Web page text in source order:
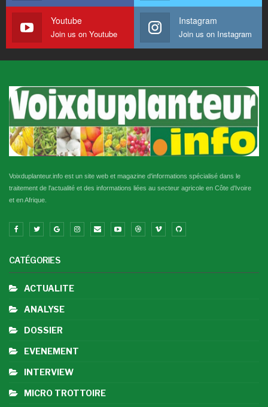
Youtube
Join us on Youtube
Instagram
Join us on Instagram
Voixduplanteur.info est un site web et magazine d'informations spécialisé dans le
traitement de l'actualité et des informations liées au secteur agricole en Côte d'Ivoire
et en Afrique.
CATÉGORIES
ACTUALITE
ANALYSE
DOSSIER
EVENEMENT
INTERVIEW
MICRO TROTTOIRE